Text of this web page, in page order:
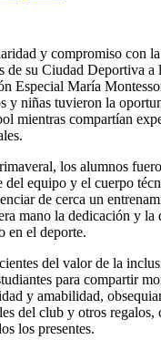
y compromiso con
de su Ciudad Deportiva a
Especial María
y niñas tuvieron la
mientras compartían
los alumnos
del equipo y el cuerpo
de cerca un
mano la dedicación y la
en el deporte.
del valor de la
para compartir
y amabilidad,
del club y otros regalos,
los presentes.